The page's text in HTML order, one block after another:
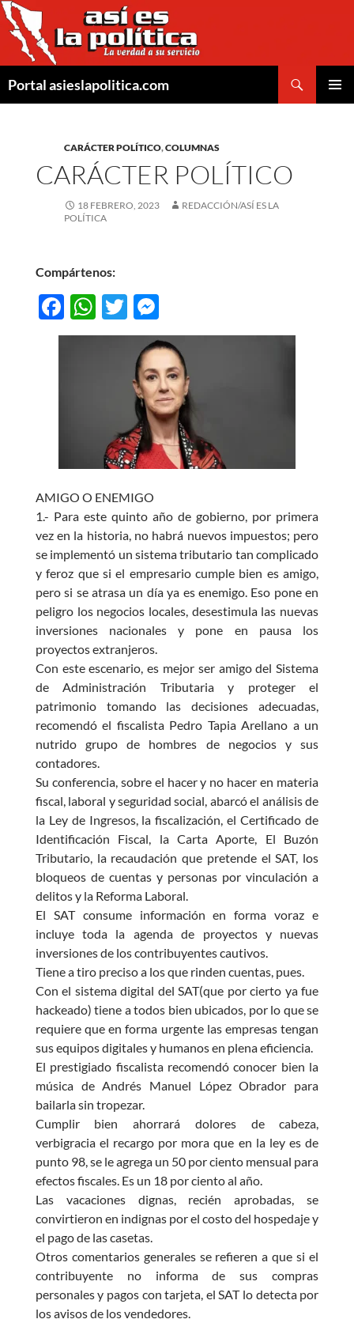
Saltar
al
contenido
Portal asieslapolitica.com
CARÁCTER POLÍTICO,COLUMNAS
CARÁCTER POLÍTICO
18 FEBRERO, 2023
REDACCIÓN/ASÍ ES LA
POLÍTICA
Compártenos:
F
ac
W
h
p
T
w
itt
er
M
es
se
n
g
er
AMIGO O ENEMIGO
1.- Para este quinto año de gobierno, por primera
vez en la historia, no habrá nuevos impuestos; pero
se implementó un sistema tributario tan complicado
y feroz que si el empresario cumple bien es amigo,
pero si se atrasa un día ya es enemigo. Eso pone en
peligro los negocios locales, desestimula las nuevas
inversiones nacionales y pone en pausa los
proyectos extranjeros.
Con este escenario, es mejor ser amigo del Sistema
de Administración Tributaria y proteger el
patrimonio tomando las decisiones adecuadas,
recomendó el fiscalista Pedro Tapia Arellano a un
nutrido grupo de hombres de negocios y sus
contadores.
Su conferencia, sobre el hacer y no hacer en materia
fiscal, laboral y seguridad social, abarcó el análisis de
la Ley de Ingresos, la fiscalización, el Certificado de
Identificación Fiscal, la Carta Aporte, El Buzón
Tributario, la recaudación que pretende el SAT, los
bloqueos de cuentas y personas por vinculación a
delitos y la Reforma Laboral.
El SAT consume información en forma voraz e
incluye toda la agenda de proyectos y nuevas
inversiones de los contribuyentes cautivos.
Tiene a tiro preciso a los que rinden cuentas, pues.
Con el sistema digital del SAT(que por cierto ya fue
hackeado) tiene a todos bien ubicados, por lo que se
requiere que en forma urgente las empresas tengan
sus equipos digitales y humanos en plena eficiencia.
El prestigiado fiscalista recomendó conocer bien la
música de Andrés Manuel López Obrador para
bailarla sin tropezar.
Cumplir bien ahorrará dolores de cabeza,
verbigracia el recargo por mora que en la ley es de
punto 98, se le agrega un 50 por ciento mensual para
efectos fiscales. Es un 18 por ciento al año.
Las vacaciones dignas, recién aprobadas, se
convirtieron en indignas por el costo del hospedaje y
el pago de las casetas.
Otros comentarios generales se refieren a que si el
contribuyente no informa de sus compras
personales y pagos con tarjeta, el SAT lo detecta por
los avisos de los vendedores.